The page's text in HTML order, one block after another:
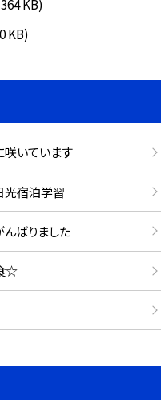
KB)
KB)
いています
宿泊学習
ばりました
☆